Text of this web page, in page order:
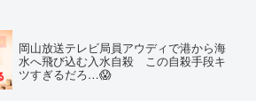
岡山放送テレビ局員アウディで港から海
水へ飛び込む入水自殺 この自殺手段キ
ツすぎるだろ…😱